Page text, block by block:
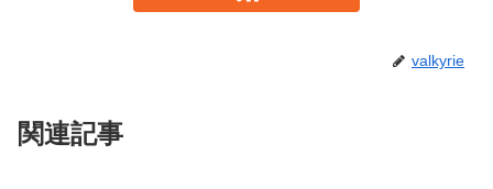
valkyrie
関連記事